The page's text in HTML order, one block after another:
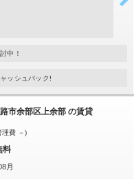
中！
ッシュバック!
市余部区上余部 の賃貸
理費 －)
料
月